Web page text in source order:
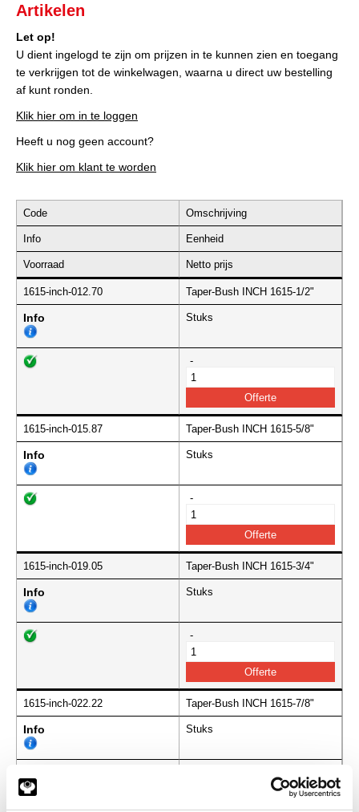
Artikelen
Let op!
U dient ingelogd te zijn om prijzen in te kunnen zien en toegang
te verkrijgen tot de winkelwagen, waarna u direct uw bestelling
af kunt ronden.
Klik hier om in te loggen
Heeft u nog geen account?
Klik hier om klant te worden
Code Omschrijving
Info Eenheid
Voorraad Netto prijs
1615-inch-012.70 Taper-Bush INCH 1615-1/2"
Info Stuks
-
1615-inch-015.87 Taper-Bush INCH 1615-5/8"
Info Stuks
-
1615-inch-019.05 Taper-Bush INCH 1615-3/4"
Info Stuks
-
1615-inch-022.22 Taper-Bush INCH 1615-7/8"
Info Stuks